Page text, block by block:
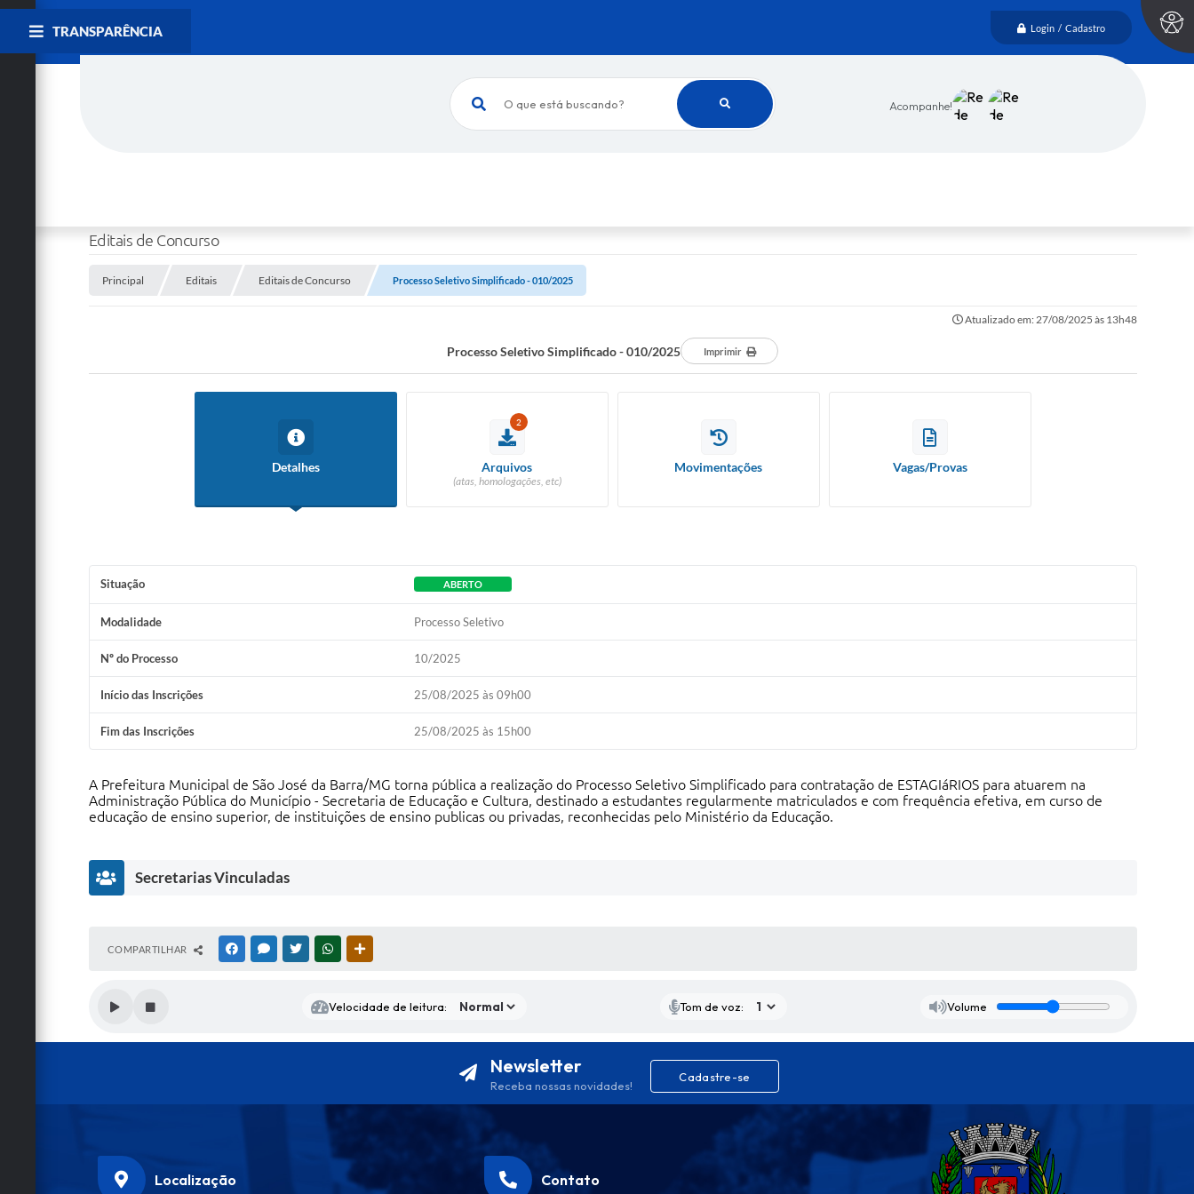
Login / Cadastro
O que está buscando? Acompanhe!
TRANSPARÊNCIA
Editais de Concurso
Principal Editais Editais de Concurso Processo Seletivo Simplificado - 010/2025
Atualizado em: 27/08/2025 às 13h48
Processo Seletivo Simplificado - 010/2025 Imprimir
Detalhes
2
Arquivos
(atas, homologações, etc)
Movimentações Vagas/Provas
Situação ABERTO
Modalidade Processo Seletivo
Nº do Processo 10/2025
Início das Inscrições 25/08/2025 às 09h00
Fim das Inscrições 25/08/2025 às 15h00
A Prefeitura Municipal de São José da Barra/MG torna pública a realização do Processo Seletivo Simplificado para contratação de ESTAGIáRIOS para atuarem na
Administração Pública do Município - Secretaria de Educação e Cultura, destinado a estudantes regularmente matriculados e com frequência efetiva, em curso de
educação de ensino superior, de instituições de ensino publicas ou privadas, reconhecidas pelo Ministério da Educação.
Secretarias Vinculadas
e
a
e
COMPARTILHAR FACEBOOKMESSENGER
TWITTERWHATSAPP
Velocidade de leitura: Tom de voz: Volume
Newsletter
Receba nossas novidades!
Cadastre-se
Localização Contato